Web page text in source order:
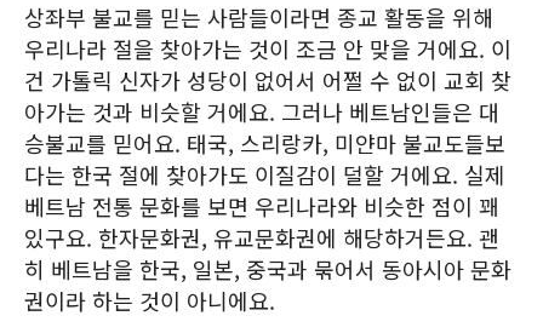
상좌부 불교를 믿는 사람들이라면 종교 활동을 위해
우리나라 절을 찾아가는 것이 조금 안 맞을 거에요. 이
건 가톨릭 신자가 성당이 없어서 어쩔 수 없이 교회 찾
아가는 것과 비슷할 거에요. 그러나 베트남인들은 대
승불교를 믿어요. 태국, 스리랑카, 미얀마 불교도들보
다는 한국 절에 찾아가도 이질감이 덜할 거에요. 실제
베트남 전통 문화를 보면 우리나라와 비슷한 점이 꽤
있구요. 한자문화권, 유교문화권에 해당하거든요. 괜
히 베트남을 한국, 일본, 중국과 묶어서 동아시아 문화
권이라 하는 것이 아니에요.